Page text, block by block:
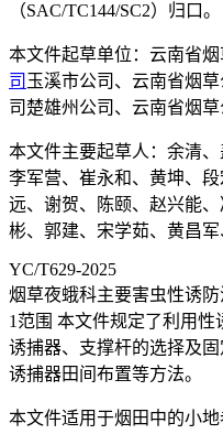
（SAC/TC144/SC2）归口。
本文件起草单位：云南省
司 玉溪市公司、云南省烟
司楚雄州公司、云南省烟草
本文件主要起草人：余清
李军营、崔永和、黄坤、
远、谢贺、陈颐、赵兴能
彬、郭建、宋学茹、黄昌军
YC/T629-2025
烟草夜蛾科主要害虫性诱
1范围 本文件规定了利用
诱捕器、支撑杆的选择及
诱捕器田间布置等方法。
本文件适用于烟田中的小